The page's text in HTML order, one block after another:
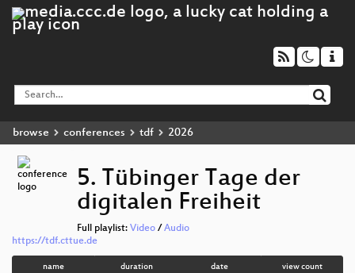
browse conferences tdf 2026
5. Tübinger Tage der
digitalen Freiheit
Full playlist:Video /Audio
https://tdf.cttue.de
name duration date view count